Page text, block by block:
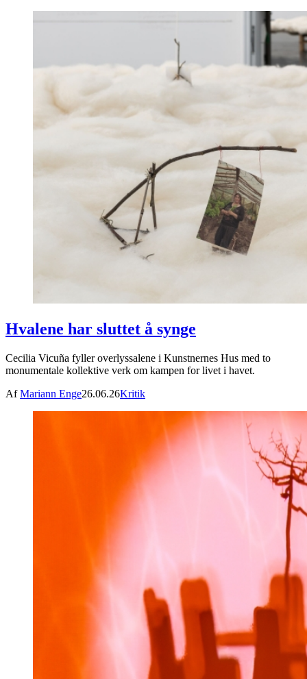
Hvalene har sluttet å synge
Cecilia Vicuña fyller overlyssalene i Kunstnernes Hus med to
monumentale kollektive verk om kampen for livet i havet.
AfMariann Enge26.06.26Kritik